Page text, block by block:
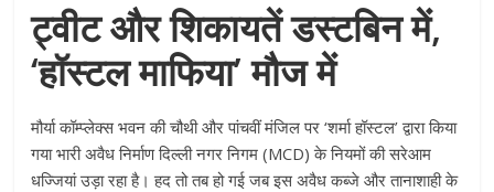
ट्वीट और शिकायतें डस्टबिन में,
‘हॉस्टल माफिया’ मौज में
मौर्या कॉम्प्लेक्स भवन की चौथी और पांचवीं मंजिल पर ‘शर्मा हॉस्टल’ द्वारा किया
गया भारी अवैध निर्माण दिल्ली नगर निगम (MCD) के नियमों की सरेआम
धज्जियां उड़ा रहा है। हद तो तब हो गई जब इस अवैध कब्जे और तानाशाही के